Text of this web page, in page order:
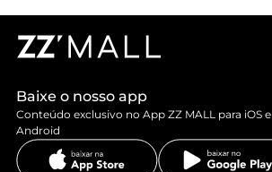
Baixe o nosso app
Conteúdo exclusivo no App ZZ MALL para iOS e
Android